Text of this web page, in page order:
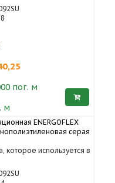
пог. м
м
ENERGOFLEX
серая
которое используется в